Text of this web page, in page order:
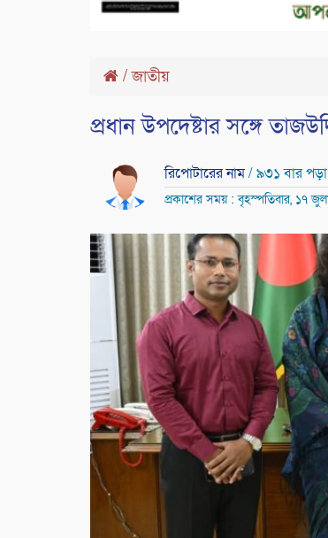
/জাতীয়
প্রধান উপদেষ্টার সঙ্গে
রিপোটারের নাম/ ৯৩১ বার
প্রকাশের সময় : বৃহস্পতিবার, ১৭